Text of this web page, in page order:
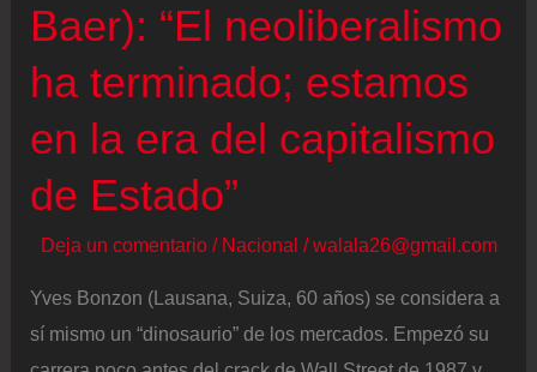
Baer): “El neoliberalismo
ha terminado; estamos
en la era del capitalismo
de Estado”
Deja un comentario / Nacional /walala26@gmail.com
Yves Bonzon (Lausana, Suiza, 60 años) se considera a
sí mismo un “dinosaurio” de los mercados. Empezó su